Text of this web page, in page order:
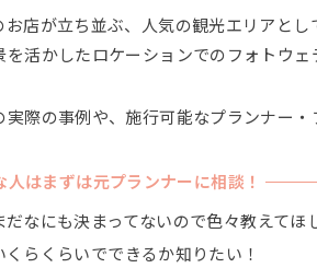
お店が立ち並ぶ、人気の観光エリアと
を活かしたロケーションでのフォトウェ
際の事例や、施行可能なプランナー・
人はまずは元プランナーに相談！
だなにも決まってないので色々教えてほ
くらくらいでできるか知りたい！